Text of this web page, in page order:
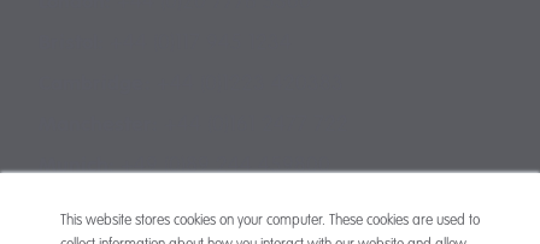
This website stores cookies on your computer. These cookies are used to
Munich: +49 (0)89 244 459800